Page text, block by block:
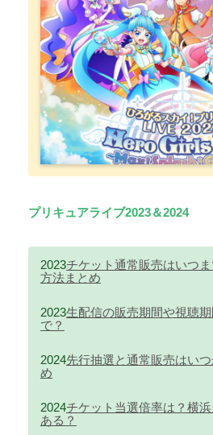
プリキュアライブ2023＆2024
2023チケット通常販売はいつ
方法まとめ
2023生配信の販売期間や視聴
で？
2024先行抽選と通常販売はい
め
2024チケット当選倍率は？横
ある？